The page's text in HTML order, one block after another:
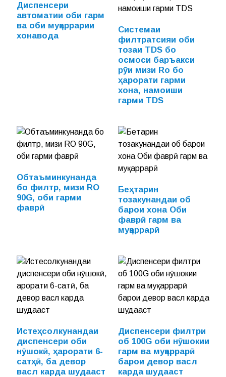
Диспенсери
автоматии оби гарм
ва оби муқаррарии
хонавода
Системаи
филтратсияи оби
тозаи TDS бо
осмоси баръакси
рӯи мизи Ro бо
ҳарорати гарми
хона, намоиши
гарми TDS
Обтаъминкунанда
бо филтр, мизи RO
90G, оби гарми
фаврӣ
Беҳтарин
тозакунандаи об
барои хона Оби
фаврӣ гарм ва
муқаррарӣ
Истеҳсолкунандаи
диспенсери оби
нӯшокӣ, ҳарорати 6-
сатҳӣ, ба девор
васл карда шудааст
Диспенсери филтри
об 100G оби нӯшокии
гарм ва муқаррарӣ
барои девор васл
карда шудааст